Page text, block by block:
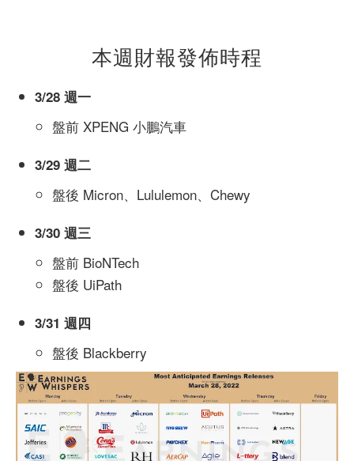
本週財報發佈時程
3/28 週一
盤前 XPENG 小鵬汽車
3/29 週二
盤後 Micron、Lululemon、Chewy
3/30 週三
盤前 BioNTech
盤後 UiPath
3/31 週四
盤後 Blackberry